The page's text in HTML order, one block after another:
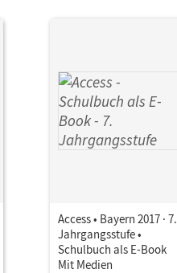
Access • Bayern 2017 · 7.
Jahrgangsstufe •
Schulbuch als E-Book
Mit Medien